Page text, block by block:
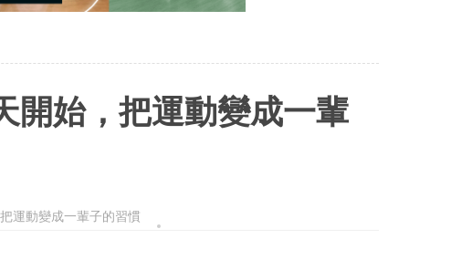
開始，把運動變成一輩
運動變成一輩子的習慣